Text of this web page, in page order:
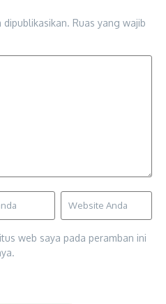
Ruas yang wajib
web saya pada peramban ini